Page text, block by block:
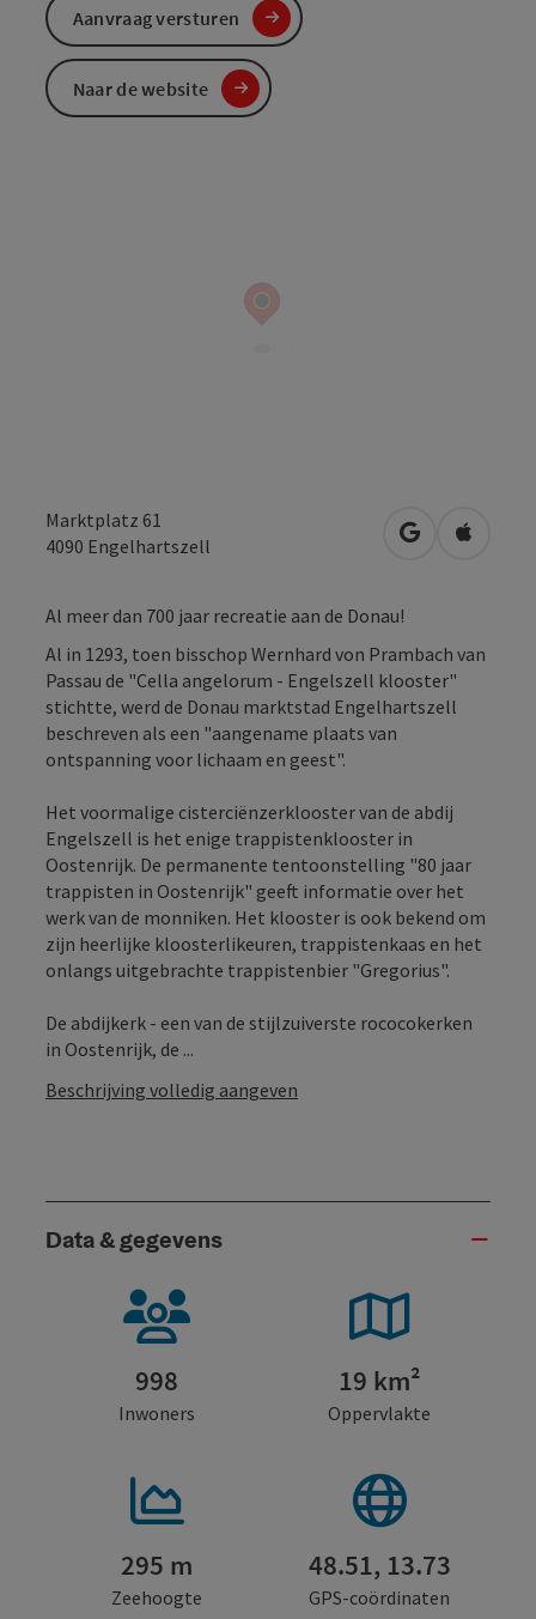
Marktplatz 61
4090 Engelhartszell Openen in
Al meer dan 700 jaar recreatie aan de Donau!
Al in 1293, toen bisschop Wernhard von Prambach van
Passau de "Cella angelorum - Engelszell klooster"
stichtte, werd de Donau marktstad Engelhartszell
beschreven als een "aangename plaats van
ontspanning voor lichaam en geest".
Het voormalige cisterciënzerklooster van de abdij
Engelszell is het enige trappistenklooster in
Oostenrijk. De permanente tentoonstelling "80 jaar
trappisten in Oostenrijk" geeft informatie over het
werk van de monniken. Het klooster is ook bekend om
zijn heerlijke kloosterlikeuren, trappistenkaas en het
onlangs uitgebrachte trappistenbier "Gregorius".
De abdijkerk - een van de stijlzuiverste rococokerken
in Oostenrijk, de ...
Beschrijving volledig aangeven
Data & gegevens
998
Inwoners
19 km²
Oppervlakte
295 m
Zeehoogte
48.51, 13.73
GPS-coördinaten
Aanvraag versturen
Naar de website